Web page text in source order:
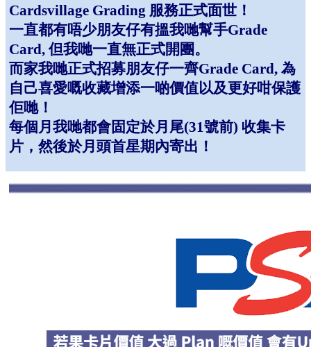
Cardsvillage Grading 服務正式面世！
一直都有唔少朋友仔有搵我哋幫手Grade
Card, 但我哋一直無正式開團。
而家我哋正式招募朋友仔一齊Grade Card, 為
自己喜愛嘅收藏增添一啲價值以及更好咁保護
佢哋！
每個月我哋都會固定於月尾(31號前) 收集卡
片，然後於月頭首星期內寄出！